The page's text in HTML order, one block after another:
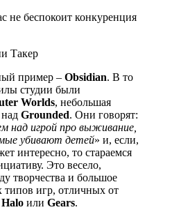
Такер
пример – Obsidian. В то
студии были
Worlds, небольшая
Grounded. Они говорят:
над игрой про выживание,
убивают детей» и, если,
интересно, то стараемся
Это весело,
творчества и большое
типов игр, отличных от
Halo или Gears.